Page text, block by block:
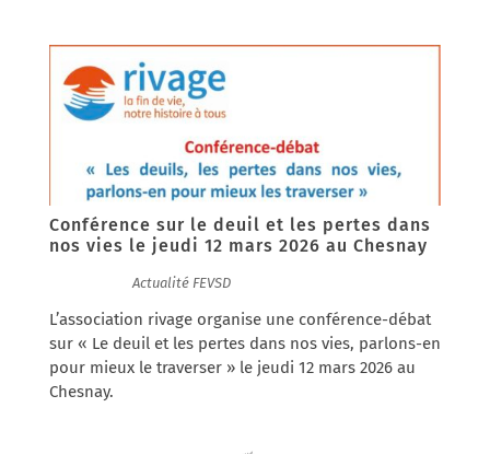
Conférence sur le deuil et les pertes dans
nos vies le jeudi 12 mars 2026 au Chesnay
Actualité FEVSD
L’association rivage organise une conférence-débat
sur « Le deuil et les pertes dans nos vies, parlons-en
pour mieux le traverser » le jeudi 12 mars 2026 au
Chesnay.